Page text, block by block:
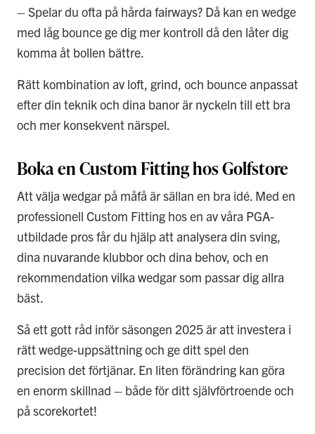
– Spelar du ofta på hårda fairways? Då kan en wedge
med låg bounce ge dig mer kontroll då den låter dig
komma åt bollen bättre.
Rätt kombination av loft, grind, och bounce anpassat
efter din teknik och dina banor är nyckeln till ett bra
och mer konsekvent närspel.
Boka en Custom Fitting hos Golfstore
Att välja wedgar på måfå är sällan en bra idé. Med en
professionell Custom Fitting hos en av våra PGA-
utbildade pros får du hjälp att analysera din sving,
dina nuvarande klubbor och dina behov, och en
rekommendation vilka wedgar som passar dig allra
bäst.
Så ett gott råd inför säsongen 2025 är att investera i
rätt wedge-uppsättning och ge ditt spel den
precision det förtjänar. En liten förändring kan göra
en enorm skillnad – både för ditt självförtroende och
på scorekortet!